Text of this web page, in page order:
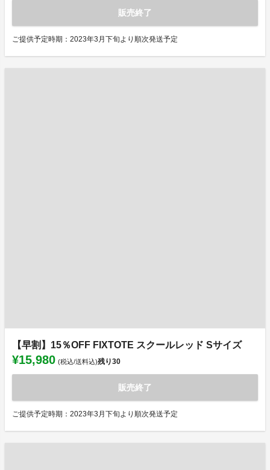
販売終了
ご提供予定時期：2023年3月下旬より順次発送予定
【早割】15％OFF FIXTOTE スクールレッド Sサイズ
¥15,980 (税込/送料込)残り30
販売終了
ご提供予定時期：2023年3月下旬より順次発送予定